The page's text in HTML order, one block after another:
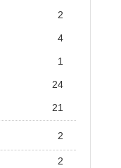
2
4
1
24
21
2
2